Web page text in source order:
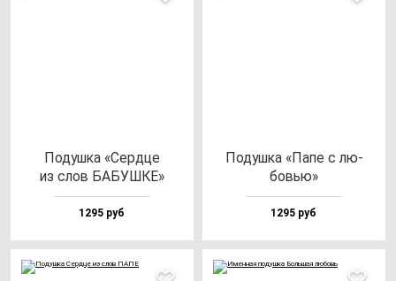
Подуш­ка «Сер­дце
из слов БАБУШКЕ»
1295 руб
Подуш­ка «Папе с лю­
бовью»
1295 руб